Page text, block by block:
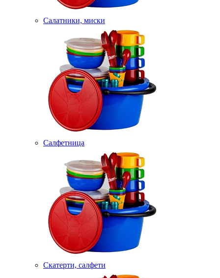
Салатники, миски
Салфетница
Скатерти, салфети